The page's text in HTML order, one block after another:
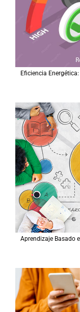
Eficiencia
Aprendizaje Basado